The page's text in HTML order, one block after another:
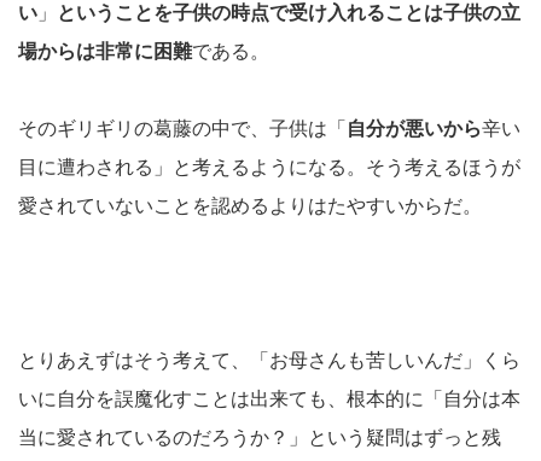
い 」
ということを子供の時点で受け入れることは子供の立
場からは非常に困難である。
そのギリギリの葛藤の中で、子供は「 自分が悪いから辛い
目に遭わされる」と考えるようになる。そう考えるほうが
愛されていないことを認めるよりはたやすいからだ。
とりあえずはそう考えて、「お母さんも苦しいんだ」くら
いに自分を誤魔化すことは出来ても、根本的に「自分は本
当に愛されているのだろうか？」という疑問はずっと残